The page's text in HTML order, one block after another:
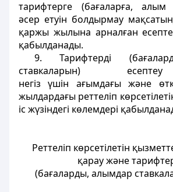
тарифтерге (бағаларға, алым
әсер етуін болдырмау
қаржы жылына арналған
қабылданады.
9. Тарифтерді
ставкаларын)
негіз үшін ағымдағы және
жылдардағы реттеліп
іс жүзіндегі көлемдері
Реттеліп көрсетілетін
қарау және
(бағаларды, алымдар